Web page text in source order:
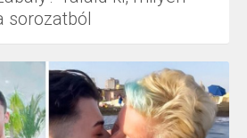
sorozatból